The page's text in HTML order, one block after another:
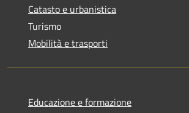
Catasto e urbanistica
Turismo
Mobilità e trasporti
Educazione e formazione